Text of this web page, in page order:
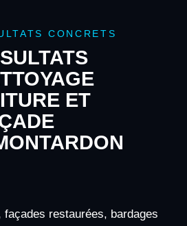
CONCRETS
ET
façades restaurées, bardages